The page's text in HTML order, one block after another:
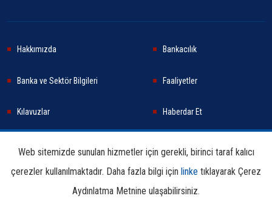
Hakkımızda Bankacılık
Banka ve Sektör Bilgileri Faaliyetler
Kılavuzlar Haberdar Et
Araştırma ve Yayınlar İletişim Bilgileri
Web sitemizde sunulan hizmetler için gerekli, birinci taraf kalıcı
çerezler kullanılmaktadır. Daha fazla bilgi için linke tıklayarak Çerez
Aydınlatma Metnine ulaşabilirsiniz.